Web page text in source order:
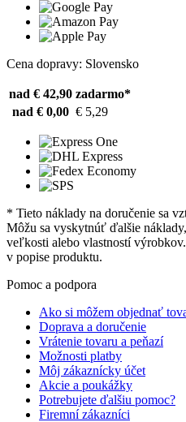
Cena dopravy: Slovensko
nad € 42,90 zadarmo*
nad € 0,00 € 5,29
* Tieto náklady na doručenie sa
Môžu sa vyskytnúť ďalšie
veľkosti alebo vlastností
v popise produktu.
Pomoc a podpora
Ako si môžem objednať
Doprava a doručenie
Vrátenie tovaru a peňazí
Možnosti platby
Môj zákaznícky účet
Akcie a poukážky
Potrebujete ďalšiu pomoc?
Firemní zákazníci